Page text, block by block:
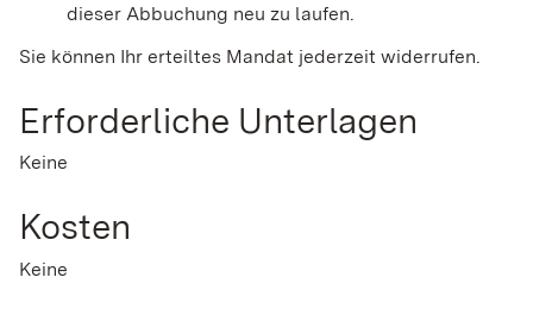
dieser Abbuchung neu zu laufen.
Sie können Ihr erteiltes Mandat jederzeit widerrufen.
Erforderliche Unterlagen
Keine
Kosten
Keine